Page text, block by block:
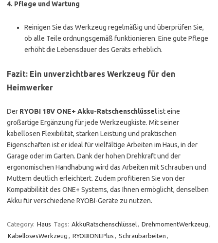
4. Pflege und Wartung
Reinigen Sie das Werkzeug regelmäßig und überprüfen Sie,
ob alle Teile ordnungsgemäß funktionieren. Eine gute Pflege
erhöht die Lebensdauer des Geräts erheblich.
Fazit: Ein unverzichtbares Werkzeug für den
Heimwerker
Der RYOBI 18V ONE+ Akku-Ratschenschlüsselist eine
großartige Ergänzung für jede Werkzeugkiste. Mit seiner
kabellosen Flexibilität, starken Leistung und praktischen
Eigenschaften ist er ideal für vielfältige Arbeiten im Haus, in der
Garage oder im Garten. Dank der hohen Drehkraft und der
ergonomischen Handhabung wird das Arbeiten mit Schrauben und
Muttern deutlich erleichtert. Zudem profitieren Sie von der
Kompatibilität des ONE+ Systems, das Ihnen ermöglicht, denselben
Akku für verschiedene RYOBI-Geräte zu nutzen.
Category: Haus Tags: AkkuRatschenschlüssel, DrehmomentWerkzeug ,
KabellosesWerkzeug , RYOBIONEPlus , Schraubarbeiten ,